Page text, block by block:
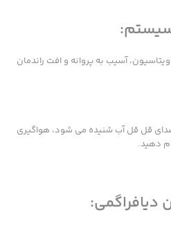
آسیب به پروانه و افت راندمان
صدای قل قل آب شنیده می شود، هواگیری
دهید.
دیافراگمی: